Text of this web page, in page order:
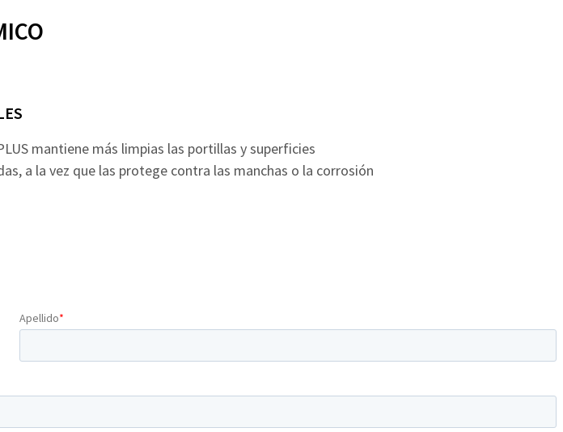
mantiene más limpias las portillas y superficies
a la vez que las protege contra las manchas o la corrosión